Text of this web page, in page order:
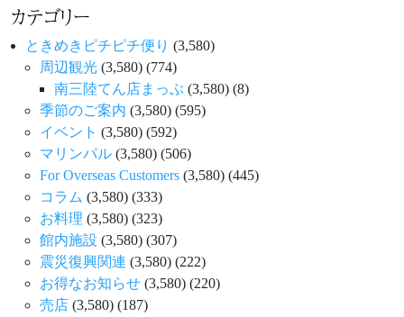
カテゴリー
ときめきピチピチ便り (3,580)
周辺観光 (3,580) (774)
南三陸てん店まっぷ (3,580) (8)
季節のご案内 (3,580) (595)
イベント (3,580) (592)
マリンパル (3,580) (506)
For Overseas Customers (3,580) (445)
コラム (3,580) (333)
お料理 (3,580) (323)
館内施設 (3,580) (307)
震災復興関連 (3,580) (222)
お得なお知らせ (3,580) (220)
売店 (3,580) (187)